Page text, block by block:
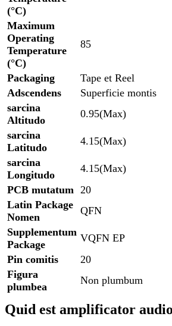
(°C)
Maximum
Operating
Temperature
(°C)
85
Packaging
Tape et Reel
Adscendens
Superficie montis
sarcina
Altitudo
0.95(Max)
sarcina
Latitudo
4.15(Max)
sarcina
Longitudo
4.15(Max)
PCB mutatum
20
Latin Package
Nomen
QFN
Supplementum
Package
VQFN EP
Pin comitis
20
Figura
plumbea
Non plumbum
Quid est amplificator